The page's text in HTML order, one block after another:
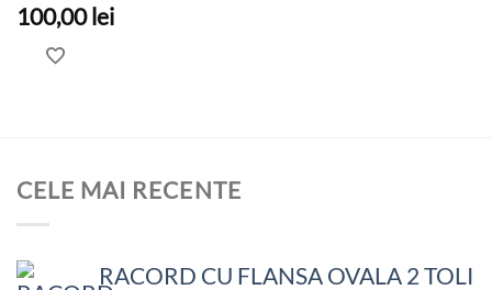
100,00lei
CELE MAI RECENTE
RACORD CU FLANSA OVALA 2 TOLI